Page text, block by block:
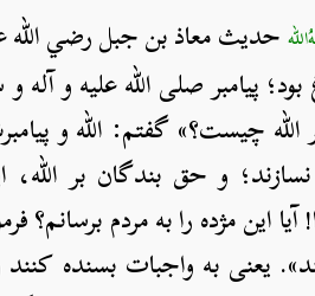
حدیث معاذ بن جبل رضي الله
بود؛ پیامبر صلی الله علیه و
این مژده را به مردم برسانم؟
یعنی به واجبات بسنده کنند